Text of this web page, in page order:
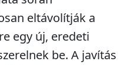
eltávolítják a
egy új, eredeti
be. A javítás